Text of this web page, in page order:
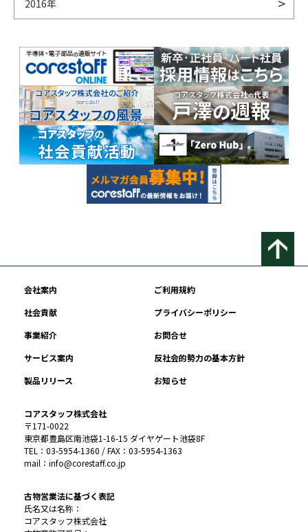
2016年
会社案内
ご利用規約
社会貢献
プライバシーポリシー
事業紹介
お問合せ
サービス案内
反社会的勢力の基本方針
製品リリース
お知らせ
コアスタッフ株式会社
〒171-0022
東京都豊島区南池袋1-16-15 ダイヤゲート池袋8F
TEL：03-5954-1360 / FAX：03-5954-1363
mail：info@corestaff.co.jp
古物営業法に基づく表記
氏名又は名称：
コアスタッフ株式会社